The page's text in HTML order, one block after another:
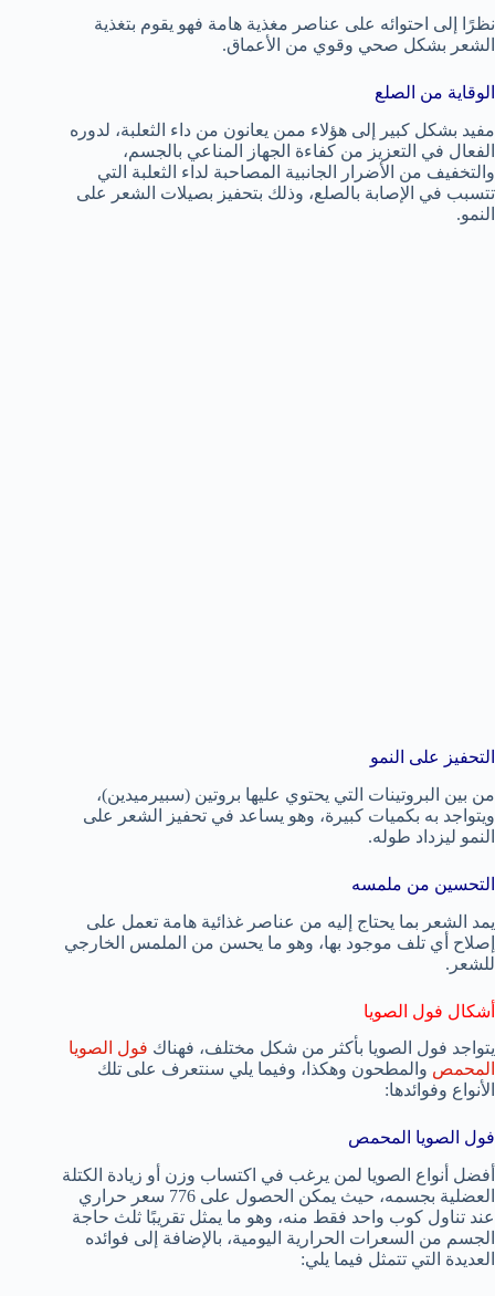
نظرًا إلى احتوائه على عناصر مغذية هامة فهو يقوم بتغذية
الشعر بشكل صحي وقوي من الأعماق.
الوقاية من الصلع
مفيد بشكل كبير إلى هؤلاء ممن يعانون من داء الثعلبة، لدوره
الفعال في التعزيز من كفاءة الجهاز المناعي بالجسم،
والتخفيف من الأضرار الجانبية المصاحبة لداء الثعلبة التي
تتسبب في الإصابة بالصلع، وذلك بتحفيز بصيلات الشعر على
النمو.
التحفيز على النمو
من بين البروتينات التي يحتوي عليها بروتين (سبيرميدين)،
ويتواجد به بكميات كبيرة، وهو يساعد في تحفيز الشعر على
النمو ليزداد طوله.
التحسين من ملمسه
يمد الشعر بما يحتاج إليه من عناصر غذائية هامة تعمل على
إصلاح أي تلف موجود بها، وهو ما يحسن من الملمس الخارجي
للشعر.
أشكال فول الصويا
يتواجد فول الصويا بأكثر من شكل مختلف، فهناك فول الصويا
المحمص والمطحون وهكذا، وفيما يلي سنتعرف على تلك
الأنواع وفوائدها:
فول الصويا المحمص
أفضل أنواع الصويا لمن يرغب في اكتساب وزن أو زيادة الكتلة
العضلية بجسمه، حيث يمكن الحصول على 776 سعر حراري
عند تناول كوب واحد فقط منه، وهو ما يمثل تقريبًا ثلث حاجة
الجسم من السعرات الحرارية اليومية، بالإضافة إلى فوائده
العديدة التي تتمثل فيما يلي: